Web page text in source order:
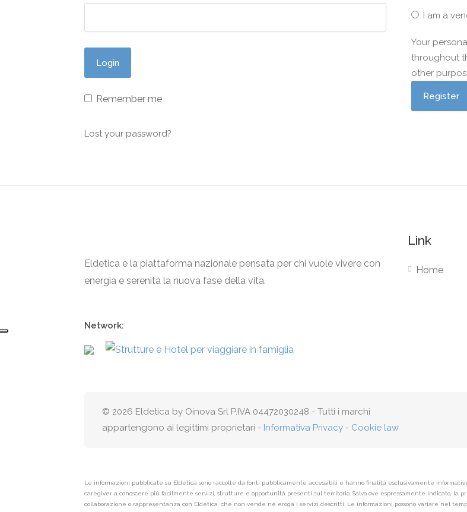
Remember me
Lost your password?
I am a
Your
throughout
other
Eldetica è la piattaforma nazionale pensata per chi vuole vivere con
energia e serenità la nuova fase della vita.
Network:
Link
Home
© 2026 Eldetica by Oinova Srl P.IVA 04472030248 - Tutti i marchi
appartengono ai legittimi proprietari - Informativa Privacy - Cookie law
Le informazioni pubblicate su Eldetica sono raccolte da fonti pubblicamente accessibili e hanno finalità esclusivamente
caregiver a conoscere più facilmente servizi, strutture e opportunità presenti sul territorio. Salvo ove espressamente indicato, la
collaborazione o rappresentanza con Eldetica, che non vende né eroga i servizi descritti. Le informazioni possono variare nel